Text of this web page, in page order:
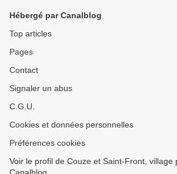
Hébergé par Canalblog
Top articles
Pages
Contact
Signaler un abus
C.G.U.
Cookies et données personnelles
Préférences cookies
Voir le profil de Couze et Saint-Front, village